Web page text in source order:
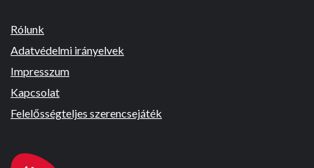
Rólunk
Adatvédelmi irányelvek
Impresszum
Kapcsolat
Felelősségteljes szerencsejáték